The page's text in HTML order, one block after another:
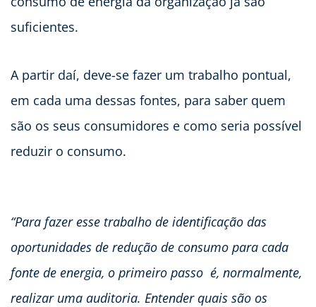
suficientes.
A partir daí, deve-se fazer um trabalho pontual,
em cada uma dessas fontes, para saber quem
são os seus consumidores e como seria possível
reduzir o consumo.
“Para fazer esse trabalho de identificação das
oportunidades de redução de consumo para cada
fonte de energia, o primeiro passo é, normalmente,
realizar uma auditoria. Entender quais são os